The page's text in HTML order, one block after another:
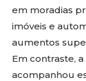
em moradias
imóveis e
aumentos
Em contraste,
acompanhou